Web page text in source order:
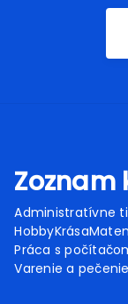
Administratívne
HobbyKrása
Práca s
Varenie a pečenie